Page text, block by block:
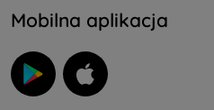
Mobilna aplikacja